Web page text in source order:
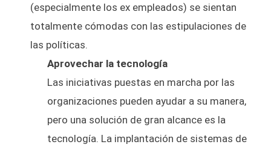
(especialmente los ex empleados) se sientan
totalmente cómodas con las estipulaciones de
las políticas.
Aprovechar la tecnología
Las iniciativas puestas en marcha por las
organizaciones pueden ayudar a su manera,
pero una solución de gran alcance es la
tecnología. La implantación de sistemas de